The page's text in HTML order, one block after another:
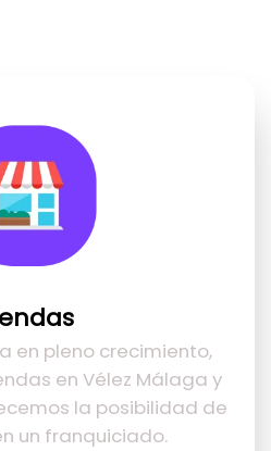
en pleno crecimiento,
en Vélez Málaga y
la posibilidad de
un franquiciado.